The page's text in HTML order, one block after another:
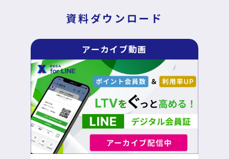
データ基盤・マーケティングツール
DECA オンライン接客
DECA カスタマーサポート
DECA MA
資料ダウンロード
お問い合わせ
パートナープログラム
Special Contents
資料ダウンロード
アーカイブ動画